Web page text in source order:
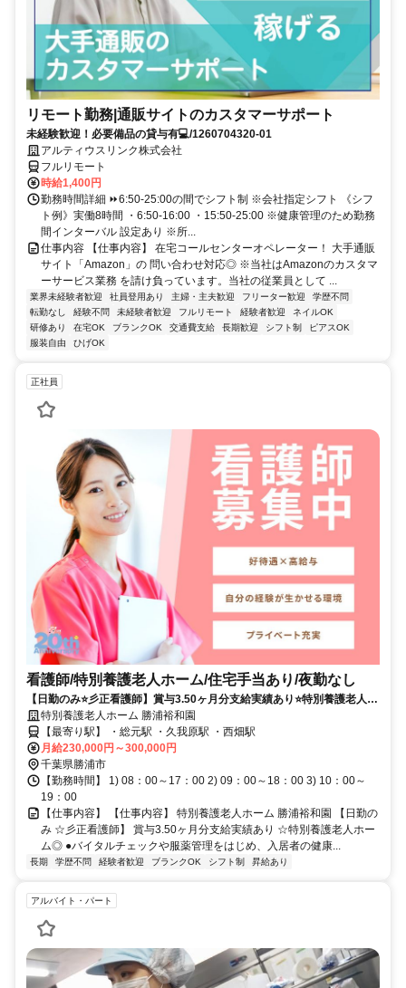
リモート勤務|通販サイトのカスタマーサポート
未経験歓迎！必要備品の貸与有💻/1260704320-01
アルティウスリンク株式会社
フルリモート
時給1,400円
勤務時間詳細 ⏩6:50-25:00の間でシフト制 ※会社指定シフト 《シフ
ト例》実働8時間 ・6:50-16:00 ・15:50-25:00 ※健康管理のため勤務
間インターバル 設定あり ※所...
仕事内容 【仕事内容】 在宅コールセンターオペレーター！ 大手通販
サイト「Amazon」の 問い合わせ対応◎ ※当社はAmazonのカスタマ
ーサービス業務 を請け負っています。当社の従業員として ...
業界未経験者歓迎 社員登用あり 主婦・主夫歓迎 フリーター歓迎
学歴不問
転勤なし
経験不問 未経験者歓迎 フルリモート 経験者歓迎
ネイルOK
研修あり
在宅OK ブランクOK 交通費支給 長期歓迎 シフト制
ピアスOK
服装自由
ひげOK
正社員
看護師/特別養護老人ホーム/住宅手当あり/夜勤なし
【日勤のみ⭐彡正看護師】賞与3.50ヶ月分支給実績あり⭐特別養護老人ホ
ーム⭕
特別養護老人ホーム 勝浦裕和園
【最寄り駅】 ・総元駅 ・久我原駅 ・西畑駅
月給230,000円～300,000円
千葉県勝浦市
【勤務時間】 1) 08：00～17：00 2) 09：00～18：00 3) 10：00～
19：00
【仕事内容】 【仕事内容】 特別養護老人ホーム 勝浦裕和園 【日勤の
み ☆彡正看護師】 賞与3.50ヶ月分支給実績あり ☆特別養護老人ホー
ム◎ ●バイタルチェックや服薬管理をはじめ、入居者の健康...
長期 学歴不問 経験者歓迎 ブランクOK シフト制 昇給あり
アルバイト・パート